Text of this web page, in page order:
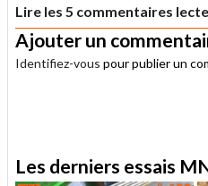
Lire les 5 commentaires
Ajouter un
Identifiez-vous pour publier un
Les derniers essais